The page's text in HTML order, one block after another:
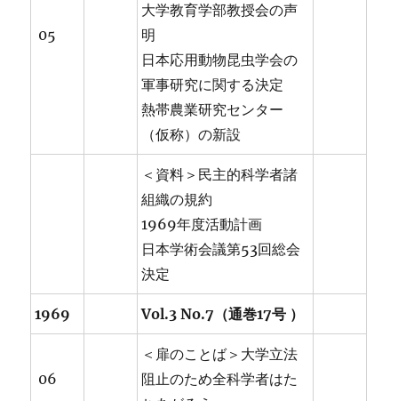
05
大学教育学部教授会の声
明
日本応用動物昆虫学会の
軍事研究に関する決定
熱帯農業研究センター
（仮称）の新設
＜資料＞民主的科学者諸
組織の規約
1969年度活動計画
日本学術会議第53回総会
決定
1969 Vol.3 No.7（通巻17号 ）
06
＜扉のことば＞大学立法
阻止のため全科学者はた